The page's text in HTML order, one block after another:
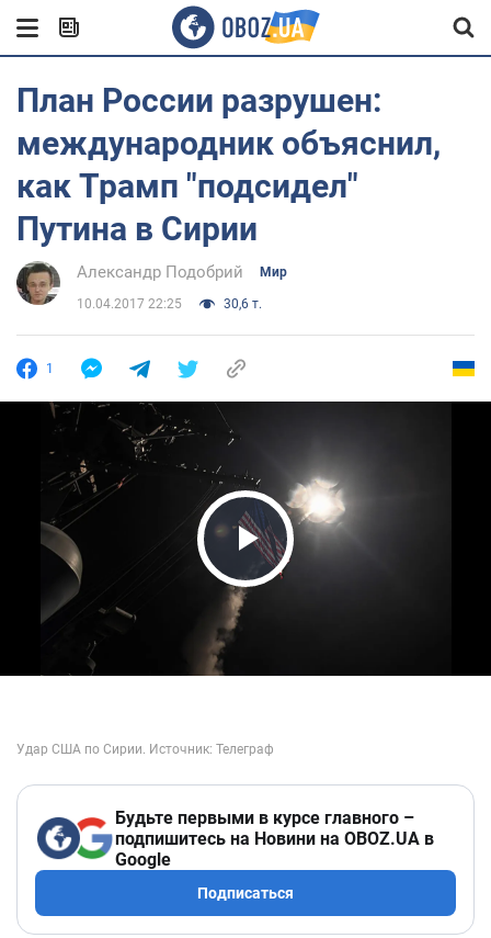
План России разрушен:
международник объяснил,
как Трамп "подсидел"
Путина в Сирии
Александр Подобрий Мир
10.04.2017 22:25 30,6 т.
1
Play Video
Будьте первыми в курсе главного –
подпишитесь на Новини на OBOZ.UA в
Google
Подписаться